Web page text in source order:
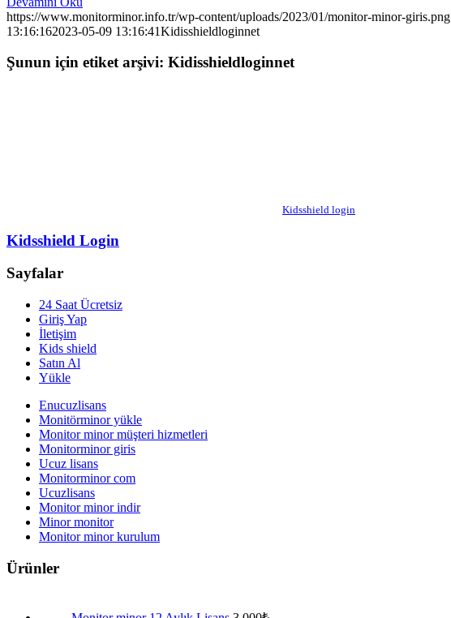
https://www.monitorminor.info.tr/wp-content/uploads/2023/01/monitor-minor-giris.png
13:16:162023-05-09 13:16:41Kidisshieldloginnet
Şunun için etiket arşivi: Kidisshieldloginnet
Kidsshield login
Kidsshield Login
Sayfalar
24 Saat Ücretsiz
Giriş Yap
İletişim
Kids shield
Satın Al
Yükle
Enucuzlisans
Monitörminor yükle
Monitor minor müşteri hizmetleri
Monitorminor giris
Ucuz lisans
Monitorminor com
Ucuzlisans
Monitor minor indir
Minor monitor
Monitor minor kurulum
Ürünler